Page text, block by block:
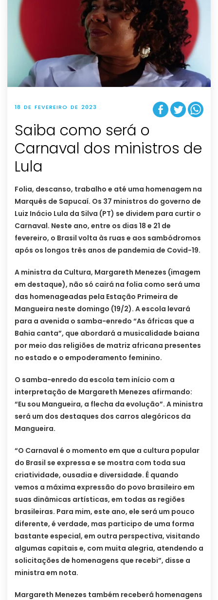
18 DE FEVEREIRO DE 2023
Saiba como será o
Carnaval dos ministros de
Lula
Folia, descanso, trabalho e até uma homenagem na
Marquês de Sapucaí. Os 37 ministros do governo de
Luiz Inácio Lula da Silva (PT) se dividem para curtir o
Carnaval. Neste ano, entre os dias 18 e 21 de
fevereiro, o Brasil volta às ruas e aos sambódromos
após os longos três anos de pandemia de Covid-19.
A ministra da Cultura, Margareth Menezes (imagem
em destaque), não só cairá na folia como será uma
das homenageadas pela Estação Primeira de
Mangueira neste domingo (19/2). A escola levará
para a avenida o samba-enredo “As áfricas que a
Bahia canta”, que abordará a musicalidade baiana
por meio das religiões de matriz africana presentes
no estado e o empoderamento feminino.
O samba-enredo da escola tem início com a
interpretação de Margareth Menezes afirmando:
“Eu sou Mangueira, a flecha da evolução”. A ministra
será um dos destaques dos carros alegóricos da
Mangueira.
“O Carnaval é o momento em que a cultura popular
do Brasil se expressa e se mostra com toda sua
criatividade, ousadia e diversidade. É quando
vemos a máxima expressão do povo brasileiro em
suas dinâmicas artísticas, em todas as regiões
brasileiras. Para mim, este ano, ele será um pouco
diferente, é verdade, mas participo de uma forma
bastante especial, em outra perspectiva, visitando
algumas capitais e, com muita alegria, atendendo a
solicitações de homenagens que recebi”, disse a
ministra em nota.
Margareth Menezes também receberá homenagens